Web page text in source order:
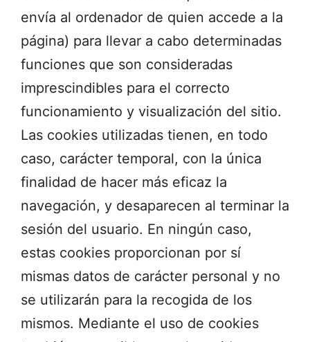
envía al ordenador de quien accede a la
página) para llevar a cabo determinadas
funciones que son consideradas
imprescindibles para el correcto
funcionamiento y visualización del sitio.
Las cookies utilizadas tienen, en todo
caso, carácter temporal, con la única
finalidad de hacer más eficaz la
navegación, y desaparecen al terminar la
sesión del usuario. En ningún caso,
estas cookies proporcionan por sí
mismas datos de carácter personal y no
se utilizarán para la recogida de los
mismos. Mediante el uso de cookies